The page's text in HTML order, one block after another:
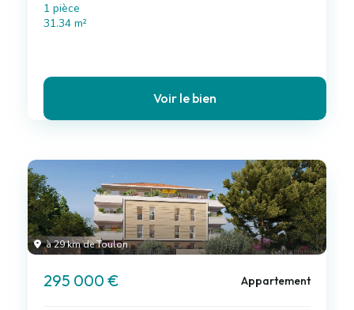
1 pièce
31.34 m²
Voir le bien
à 29 km de Toulon
295 000 € Appartement